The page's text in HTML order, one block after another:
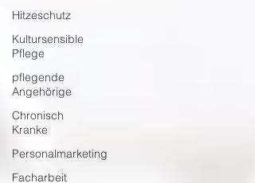
Hitzeschutz
Kultursensible
Pflege
pflegende
Angehörige
Chronisch
Kranke
Personalmarketing
Facharbeit